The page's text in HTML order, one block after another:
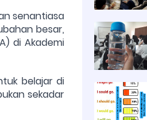
senantiasa
besar,
di Akademi
belajar di
sekadar